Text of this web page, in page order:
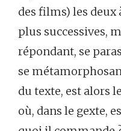
des films) les deux
plus successives,
répondant, se
se
du texte, est alors
où, dans le gexte,